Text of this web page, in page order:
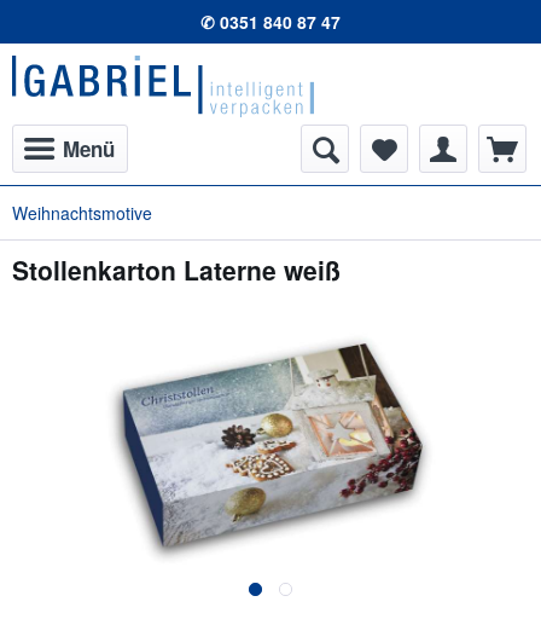
✆ 0351 840 87 47
Menü
Weihnachtsmotive
Stollenkarton Laterne weiß